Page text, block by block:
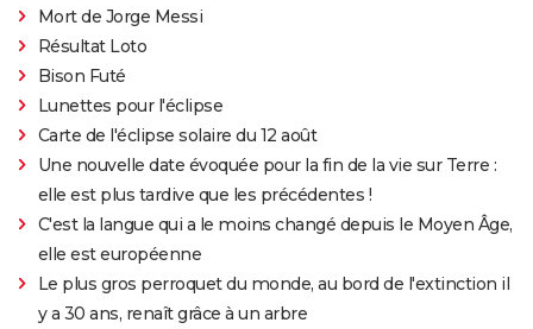
Mort de Jorge Messi
Résultat Loto
Bison Futé
Lunettes pour l'éclipse
Carte de l'éclipse solaire du 12 août
Une nouvelle date évoquée pour la fin de la vie sur Terre :
elle est plus tardive que les précédentes !
C'est la langue qui a le moins changé depuis le Moyen Âge,
elle est européenne
Le plus gros perroquet du monde, au bord de l'extinction il
y a 30 ans, renaît grâce à un arbre